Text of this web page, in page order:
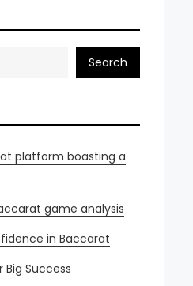
Search
platform boasting a
game analysis
in Baccarat
Success